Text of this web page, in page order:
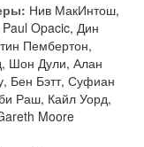
Нив МакИнтош,
Paul Opacic, Дин
Пембертон,
, Шон Дули, Алан
, Бен Бэтт, Суфиан
Раш, Кайл Уорд,
Moore